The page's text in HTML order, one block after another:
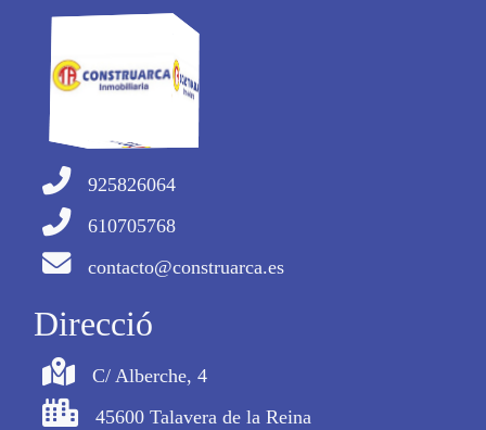
925826064
610705768
contacto@construarca.es
Direcció
C/ Alberche, 4
45600 Talavera de la Reina